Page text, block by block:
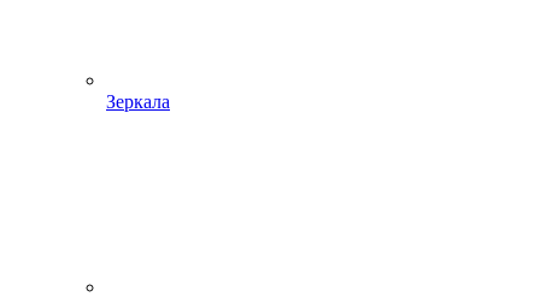
Зеркала